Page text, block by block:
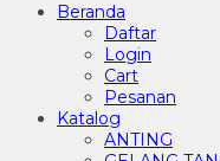
Beranda
Daftar
Login
Cart
Pesanan
Katalog
ANTING